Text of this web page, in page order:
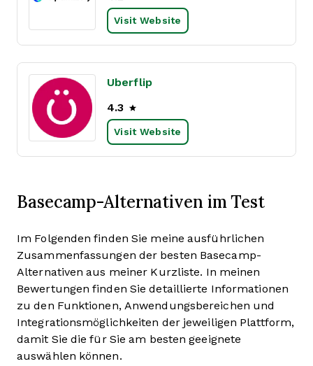
Visit Website
Uberflip
4.3
Visit Website
Basecamp-Alternativen im Test
Im Folgenden finden Sie meine ausführlichen
Zusammenfassungen der besten Basecamp-
Alternativen aus meiner Kurzliste. In meinen
Bewertungen finden Sie detaillierte Informationen
zu den Funktionen, Anwendungsbereichen und
Integrationsmöglichkeiten der jeweiligen Plattform,
damit Sie die für Sie am besten geeignete
auswählen können.